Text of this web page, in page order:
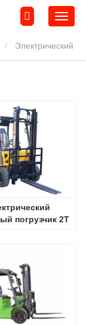
Электрический
погрузчик 2Т